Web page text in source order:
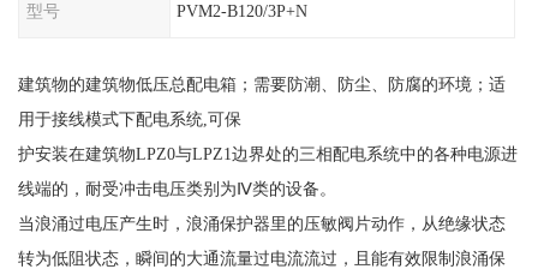
型号 PVM2-B120/3P+N
建筑物的建筑物低压总配电箱；需要防潮、防尘、防腐的环境；适
用于接线模式下配电系统,可保
护安装在建筑物LPZ0与LPZ1边界处的三相配电系统中的各种电源进
线端的，耐受冲击电压类别为Ⅳ类的设备。
当浪涌过电压产生时，浪涌保护器里的压敏阀片动作，从绝缘状态
转为低阻状态，瞬间的大通流量过电流流过，且能有效限制浪涌保